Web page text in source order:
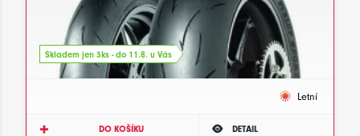
Skladem jen 3ks - do 11.8. u Vás
Letní
DO KOŠÍKU DETAIL